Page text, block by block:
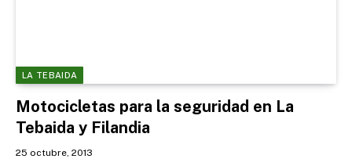
LA TEBAIDA
Motocicletas para la seguridad en La
Tebaida y Filandia
25 octubre, 2013